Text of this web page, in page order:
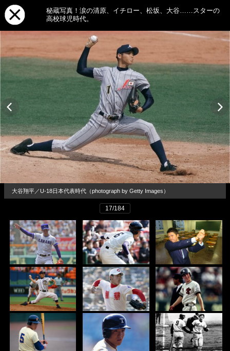
秘蔵写真！涙の清原、イチロー、松坂、大谷……スターの
高校球児時代。
大谷翔平／U-18日本代表時代（photograph by Getty Images）
17/184